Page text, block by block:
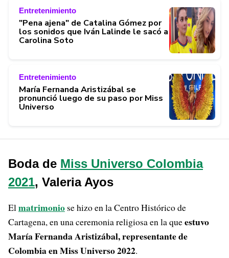
Entretenimiento
"Pena ajena" de Catalina Gómez por
los sonidos que Iván Lalinde le sacó a
Carolina Soto
Entretenimiento
María Fernanda Aristizábal se
pronunció luego de su paso por Miss
Universo
Boda de Miss Universo Colombia
2021, Valeria Ayos
Elmatrimonio se hizo en la Centro Histórico de
Cartagena, en una ceremonia religiosa en la queestuvo
María Fernanda Aristizábal, representante de
Colombia en Miss Universo 2022.